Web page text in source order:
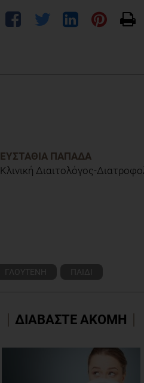
ΕΥΣΤΑΘΊΑ ΠΑΠΑΔΆ
Κλινική Διαιτολόγος-
ΓΛΟΥΤΕΝΗ ΠΑΙΔΙ
ΔΙΑΒΑΣΤΕ ΑΚΟΜΗ